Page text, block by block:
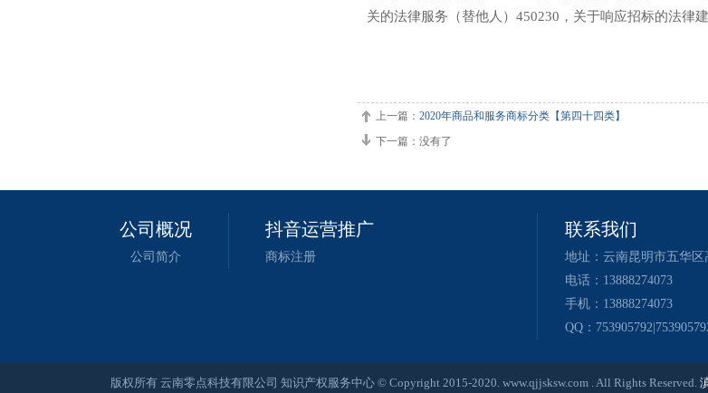
关的法律服务（替他人）450230，关于响应招标的法律
（内容来
上一篇： 2020年商品和服务商标分类【第四十四类】
下一篇：没有了
公司概况
公司简介
抖音运营推广
商标注册
联系我们
地址：云南昆明市五华区
电话：13888274073
手机：13888274073
QQ：
版权所有 云南零点科技有限公司 知识产权服务中心 © Copyright 2015-2020. www.qjjsksw.com . All Rights Reserved.